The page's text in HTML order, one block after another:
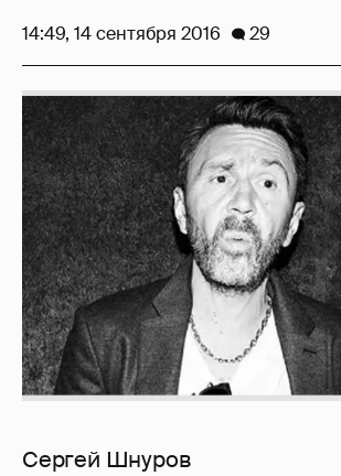
Сергей Шнуров
14:49, 14 сентября 2016 29